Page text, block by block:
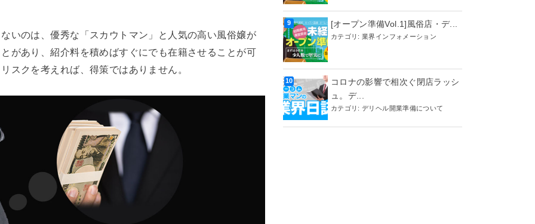
いのは、優秀な「スカウトマン」と人気の高い風俗嬢が
があり、紹介料を積めばすぐにでも在籍させることが可
スクを考えれば、得策ではありません。
[オープン準備Vol.1]風俗店・デ...
カテゴリ:業界インフォメーション
コロナの影響で相次ぐ閉店ラッシ
ュ。デ...
カテゴリ:デリヘル開業準備について